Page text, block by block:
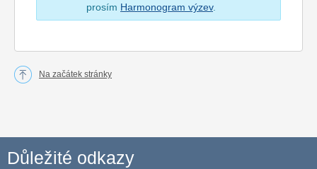
prosím Harmonogram výzev.
Na začátek stránky
Důležité odkazy